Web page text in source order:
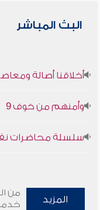
البث المباشر
أخلاقنا أصالة
وأمنهم من خوف 9
سلسلة محاضرات نفحات
المزيد
من